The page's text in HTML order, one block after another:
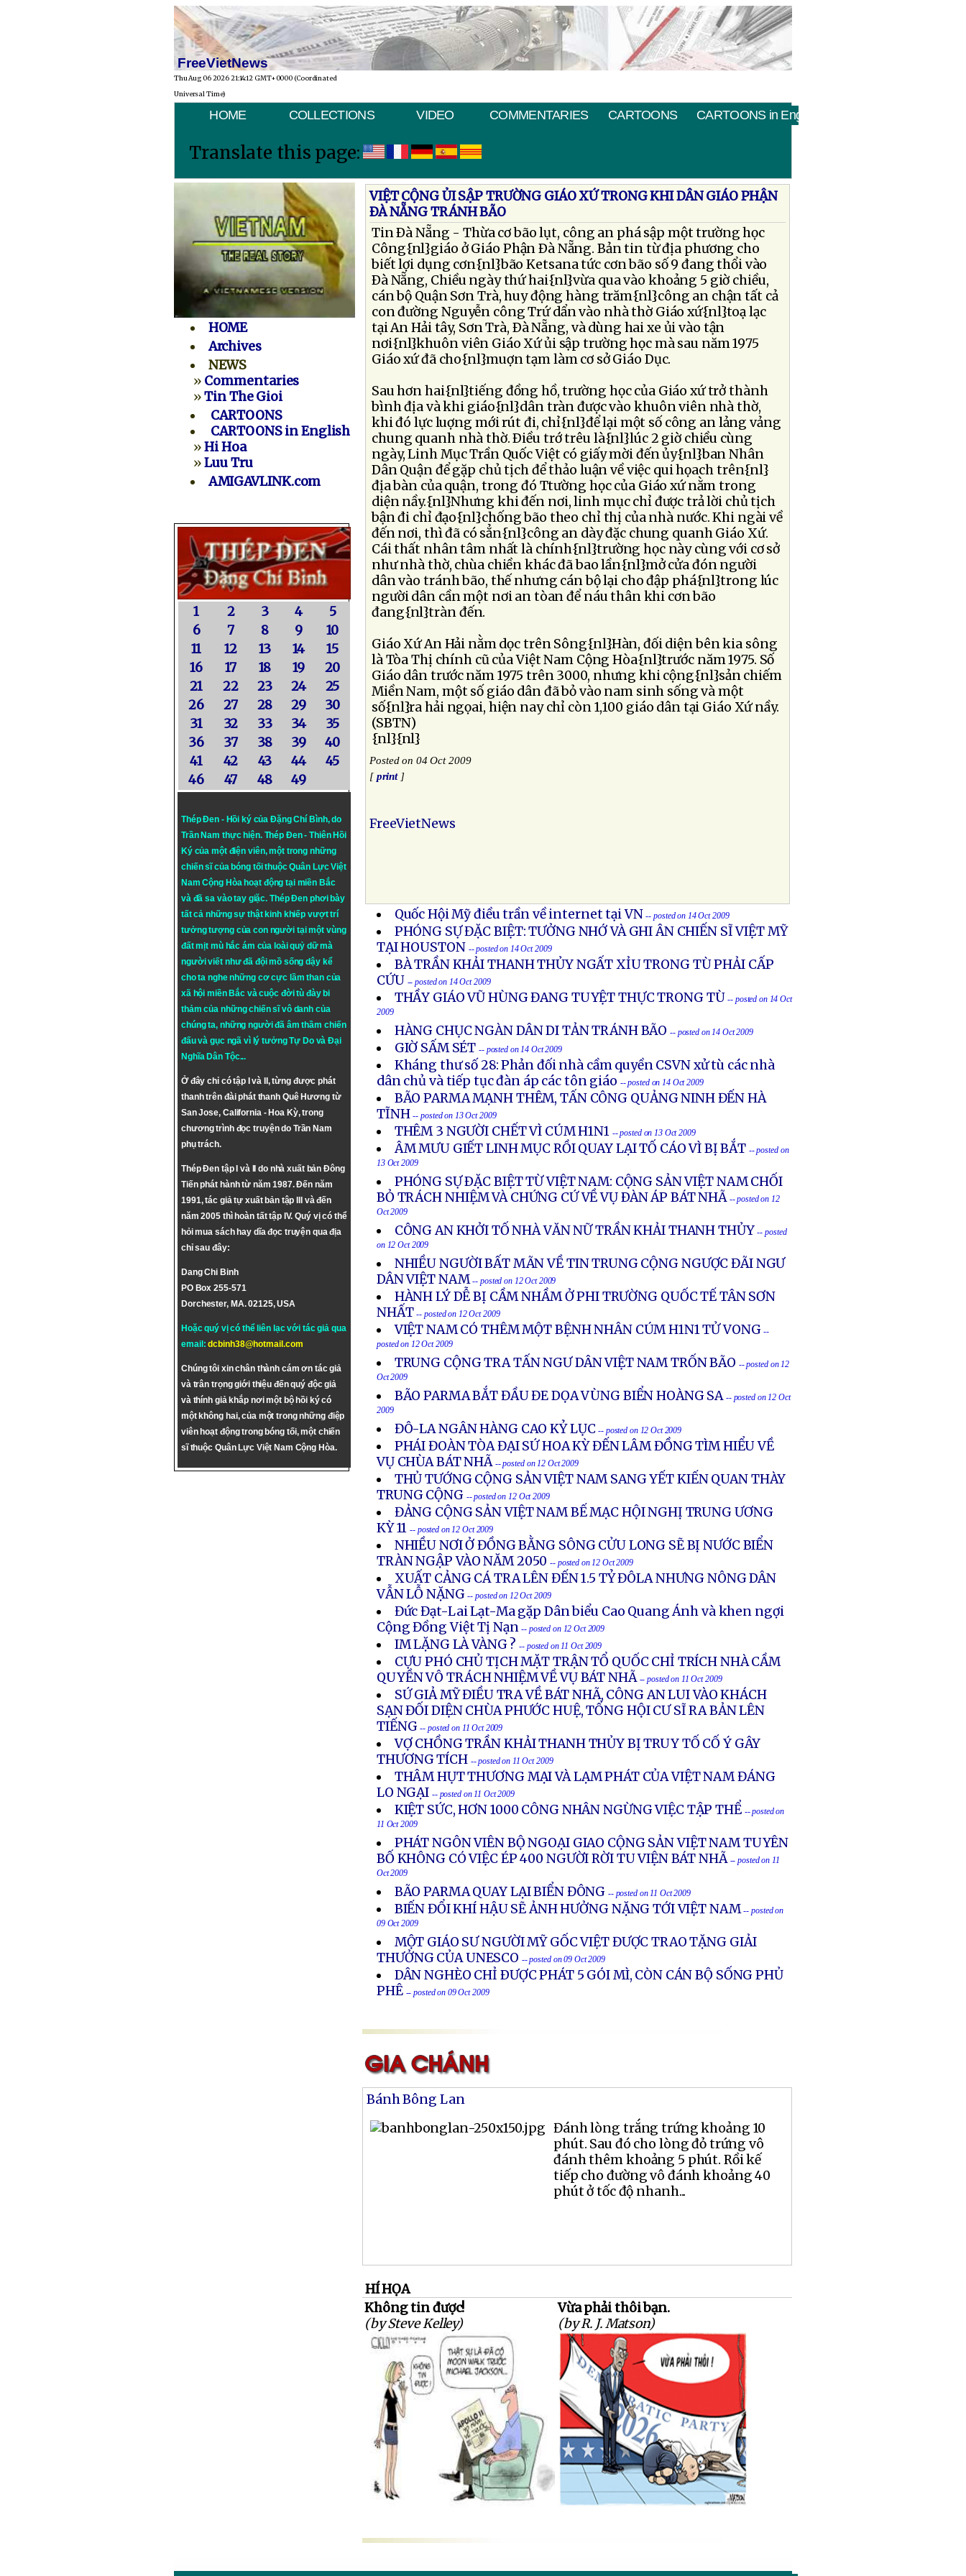
FreeVietNews
Thu Aug 06 2026 21:14:12 GMT+0000 (Coordinated
Universal Time)
HOME COLLECTIONS VIDEO COMMENTARIES CARTOONS CARTOONS in English
Translate this page:
HOME
Archives
NEWS
» Commentaries
»Tin The Gioi
CARTOONS
CARTOONS in English
»Hi Hoa
»Luu Tru
AMIGAVLINK.com
1 2 3 4
5
6
7 8 9
10
11
12 13 14
15
16
17 18 19
20
21
22 23 24
25
26
27 28 29
30
31
32 33 34
35
36
37 38 39
40
41
42 43 44
45
46
47 48 49
Thép Đen - Hồi ký của Đặng Chí Bình, do
Trần Nam thực hiện. Thép Đen- Thiên Hồi
Ký của một điện viên, một trong những
chiến sĩ của bóng tối thuộc Quân Lực Việt
Nam Cộng Hòa hoạt động tại miền Bắc
và đã sa vào tay giặc. Thép Đen phơi bày
tất cả những sự thật kinh khiếp vượt trí
tưởng tượng của con người tại một vùng
đất mịt mù hắc ám của loài quỷ dữ mà
người viết như đã đội mồ sống dậy kể
cho ta nghe những cơ cực lầm than của
xã hội miền Bắc và cuộc đời tù đày bi
thảm của những chiến sĩ vô danh của
chúng ta, những người đã âm thầm chiến
đấu và gục ngã vì lý tưởngTự DovàĐại
Nghĩa Dân Tộc...
Ở đây chỉ có tập I và II, từng được phát
thanh trên đài phát thanh Quê Hương từ
San Jose, California - Hoa Kỳ, trong
chương trình đọc truyện do Trần Nam
phụ trách.
Thép Đen tập I và II do nhà xuất bản Đông
Tiến phát hành từ năm 1987. Đến năm
1991, tác giả tự xuất bản tập III và đến
năm 2005 thì hoàn tất tập IV. Quý vị có thể
hỏi mua sách hay dĩa đọc truyện qua địa
chỉ sau đây:
Dang Chi Binh
PO Box 255-571
Dorchester, MA. 02125, USA
Hoặc quý vị có thể liên lạc với tác giả qua
email:dcbinh38@hotmail.com
Chúng tôi xin chân thành cám ơn tác giả
và trân trọng giới thiệu đến quý độc giả
và thính giả khắp nơi một bộ hồi ký có
một không hai, của một trong những điệp
viên hoạt động trong bóng tối, một chiến
sĩ thuộc Quân Lực Việt Nam Cộng Hòa.
VIỆT CỘNG ỦI SẬP TRƯỜNG GIÁO XỨ TRONG KHI DÂN GIÁO PHẬN
ÐÀ NẴNG TRÁNH BÃO
Tin Ðà Nẵng - Thừa cơ bão lụt, công an phá sập một trường học
Công{nl}giáo ở Giáo Phận Ðà Nẵng. Bản tin từ địa phương cho
biết lợi dụng cơn{nl}bão Ketsana tức cơn bão số 9 đang thổi vào
Ðà Nẵng, Chiều ngày thứ hai{nl}vừa qua vào khoảng 5 giờ chiều,
cán bộ Quận Sơn Trà, huy động hàng trăm{nl}công an chận tất cả
con đường Nguyễn công Trứ dẩn vào nhà thờ Giáo xứ{nl}toạ lạc
tại An Hải tây, Sơn Trà, Ðà Nẵng, và dùng hai xe ủi vào tận
nơi{nl}khuôn viên Giáo Xứ ủi sập trường học mà sau năm 1975
Giáo xứ đã cho{nl}muợn tạm làm cơ sở Giáo Dục.
Sau hơn hai{nl}tiếng đồng hồ, trường học của Giáo xứ trở thành
bình địa và khi giáo{nl}dân tràn được vào khuôn viên nhà thờ,
khi đó lực luợng mới rút đi, chỉ{nl}để lại một số công an lảng vảng
chung quanh nhà thờ. Ðiều trớ trêu là{nl}lúc 2 giờ chiều cùng
ngày, Linh Mục Trần Quốc Việt có giấy mời đến ủy{nl}ban Nhân
Dân Quận để gặp chủ tịch để thảo luận về việc qui họach trên{nl}
địa bàn của quận, trong đó Ttường học của Giáo xứ nằm trong
diện nầy.{nl}Nhưng khi đến nơi, linh mục chỉ được trả lời chủ tịch
bận đi chỉ đạo{nl}chống bão theo chỉ thị của nhà nước. Khi ngài về
đến nơi, thì đã có sẳn{nl}công an dày đặc chung quanh Giáo Xứ.
Cái thất nhân tâm nhất là chính{nl}trường học này cùng với cơ sở
như nhà thờ, chùa chiền khác đã bao lần{nl}mở cửa đón người
dân vào tránh bão, thế nhưng cán bộ lại cho đập phá{nl}trong lúc
người dân cần một nơi an tòan để náu thân khi cơn bão
đang{nl}tràn đến.
Giáo Xứ An Hải nằm dọc trên Sông{nl}Hàn, đối diện bên kia sông
là Tòa Thị chính cũ của Việt Nam Cộng Hòa{nl}trước năm 1975. Số
Giáo dân trước năm 1975 trên 3000, nhưng khi cộng{nl}sản chiếm
Miền Nam, một số giáo dân đã bỏ vào nam sinh sống và một
số{nl}ra hải ngọai, hiện nay chỉ còn 1,100 giáo dân tại Giáo Xứ nầy.
(SBTN)
{nl}{nl}
Posted on 04 Oct 2009
[print]
FreeVietNews
Quốc Hội Mỹ điều trần về internet tại VN -- posted on 14 Oct 2009
PHÓNG SỰ ĐẶC BIỆT: TƯỞNG NHỚ VÀ GHI ÂN CHIẾN SĨ VIỆT MỸ
TẠI HOUSTON -- posted on 14 Oct 2009
BÀ TRẦN KHẢI THANH THỦY NGẤT XỈU TRONG TÙ PHẢI CẤP
CỨU -- posted on 14 Oct 2009
THẦY GIÁO VŨ HÙNG ĐANG TUYỆT THỰC TRONG TÙ -- posted on 14 Oct
2009
HÀNG CHỤC NGÀN DÂN DI TẢN TRÁNH BÃO -- posted on 14 Oct 2009
GIỜ SẤM SÉT -- posted on 14 Oct 2009
Kháng thư số 28: Phản đối nhà cầm quyền CSVN xử tù các nhà
dân chủ và tiếp tục đàn áp các tôn giáo -- posted on 14 Oct 2009
BÃO PARMA MẠNH THÊM, TẤN CÔNG QUẢNG NINH ĐẾN HÀ
TĨNH -- posted on 13 Oct 2009
THÊM 3 NGƯỜI CHẾT VÌ CÚM H1N1 -- posted on 13 Oct 2009
ÂM MƯU GIẾT LINH MỤC RỒI QUAY LẠI TỐ CÁO VÌ BỊ BẮT -- posted on
13 Oct 2009
PHÓNG SỰ ÐẶC BIỆT TỪ VIỆT NAM: CỘNG SẢN VIỆT NAM CHỐI
BỎ TRÁCH NHIỆM VÀ CHỨNG CỨ VỀ VỤ ÐÀN ÁP BÁT NHÃ -- posted on 12
Oct 2009
CÔNG AN KHỞI TỐ NHÀ VĂN NỮ TRẦN KHẢI THANH THỦY -- posted
on 12 Oct 2009
NHIỀU NGƯỜI BẤT MÃN VỀ TIN TRUNG CỘNG NGƯỢC ĐÃI NGƯ
DÂN VIỆT NAM -- posted on 12 Oct 2009
HÀNH LÝ DỄ BỊ CẦM NHẦM Ở PHI TRƯỜNG QUỐC TẾ TÂN SƠN
NHẤT -- posted on 12 Oct 2009
VIỆT NAM CÓ THÊM MỘT BỆNH NHÂN CÚM H1N1 TỬ VONG --
posted on 12 Oct 2009
TRUNG CỘNG TRA TẤN NGƯ DÂN VIỆT NAM TRỐN BÃO -- posted on 12
Oct 2009
BÃO PARMA BẮT ĐẦU ĐE DỌA VÙNG BIỂN HOÀNG SA -- posted on 12 Oct
2009
ĐÔ-LA NGÂN HÀNG CAO KỶ LỤC -- posted on 12 Oct 2009
PHÁI ĐOÀN TÒA ĐẠI SỨ HOA KỲ ĐẾN LÂM ĐỒNG TÌM HIỂU VỀ
VỤ CHÙA BÁT NHÃ -- posted on 12 Oct 2009
THỦ TƯỚNG CỘNG SẢN VIỆT NAM SANG YẾT KIẾN QUAN THÀY
TRUNG CỘNG -- posted on 12 Oct 2009
ĐẢNG CỘNG SẢN VIỆT NAM BẾ MẠC HỘI NGHỊ TRUNG ƯƠNG
KỲ 11 -- posted on 12 Oct 2009
NHIỀU NƠI Ở ĐỒNG BẰNG SÔNG CỬU LONG SẼ BỊ NƯỚC BIỂN
TRÀN NGẬP VÀO NĂM 2050 -- posted on 12 Oct 2009
XUẤT CẢNG CÁ TRA LÊN ĐẾN 1.5 TỶ ĐÔLA NHƯNG NÔNG DÂN
VẪN LỖ NẶNG -- posted on 12 Oct 2009
Đức Đạt-Lai Lạt-Ma gặp Dân biểu Cao Quang Ánh và khen ngợi
Cộng Đồng Việt Tị Nạn-- posted on 12 Oct 2009
IM LẶNG LÀ VÀNG ? -- posted on 11 Oct 2009
CỰU PHÓ CHỦ TỊCH MẶT TRẬN TỔ QUỐC CHỈ TRÍCH NHÀ CẦM
QUYỀN VÔ TRÁCH NHIỆM VỀ VỤ BÁT NHÃ -- posted on 11 Oct 2009
SỨ GIẢ MỸ ĐIỀU TRA VỀ BÁT NHÃ, CÔNG AN LUI VÀO KHÁCH
SẠN ĐỐI DIỆN CHÙA PHƯỚC HUỆ, TỔNG HỘI CƯ SĨ RA BẢN LÊN
TIẾNG -- posted on 11 Oct 2009
VỢ CHỒNG TRẦN KHẢI THANH THỦY BỊ TRUY TỐ CỐ Ý GÂY
THƯƠNG TÍCH -- posted on 11 Oct 2009
THÂM HỤT THƯƠNG MẠI VÀ LẠM PHÁT CỦA VIỆT NAM ĐÁNG
LO NGẠI -- posted on 11 Oct 2009
KIỆT SỨC, HƠN 1000 CÔNG NHÂN NGỪNG VIỆC TẬP THỂ -- posted on
11 Oct 2009
PHÁT NGÔN VIÊN BỘ NGOẠI GIAO CỘNG SẢN VIỆT NAM TUYÊN
BỐ KHÔNG CÓ VIỆC ÉP 400 NGƯỜI RỜI TU VIỆN BÁT NHÃ -- posted on 11
Oct 2009
BÃO PARMA QUAY LẠI BIỂN ĐÔNG -- posted on 11 Oct 2009
BIẾN ĐỔI KHÍ HẬU SẼ ẢNH HƯỞNG NẶNG TỚI VIỆT NAM -- posted on
09 Oct 2009
MỘT GIÁO SƯ NGƯỜI MỸ GỐC VIỆT ĐƯỢC TRAO TẶNG GIẢI
THƯỞNG CỦA UNESCO -- posted on 09 Oct 2009
DÂN NGHÈO CHỈ ÐƯỢC PHÁT 5 GÓI MÌ, CÒN CÁN BỘ SỐNG PHỦ
PHÊ -- posted on 09 Oct 2009
Bánh Bông Lan
Đánh lòng trắng trứng khoảng 10
phút. Sau đó cho lòng đỏ trứng vô
đánh thêm khoảng 5 phút. Rồi kế
tiếp cho đường vô đánh khoảng 40
phút ở tốc độ nhanh...
HÍ HỌA
Không tin được!
(by Steve Kelley)
Vừa phải thôi bạn.
(by R. J. Matson)